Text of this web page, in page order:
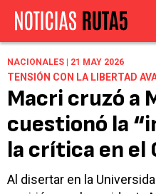
NACIONALES | 21 MAY 2026
TENSIÓN CON LA LIBERTAD
Macri cruzó a
cuestionó la
la crítica en el
Al disertar en la